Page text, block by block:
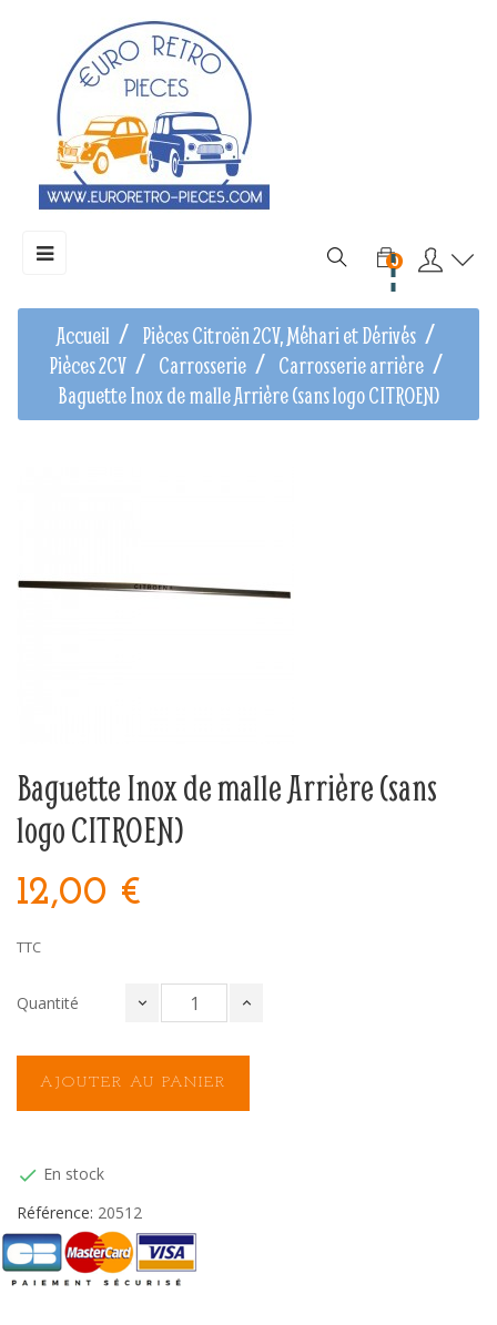
Basculer
☰ 0
Accueil
Pièces Citroën 2CV, Méhari et Dérivés
Pièces 2CV
Carrosserie
Carrosserie arrière
Baguette Inox de malle Arrière (sans logo CITROEN)
Baguette Inox de malle Arrière (sans
logo CITROEN)
12,00 €
TTC
Quantité
AJOUTER AU PANIER
 En stock
Référence: 20512